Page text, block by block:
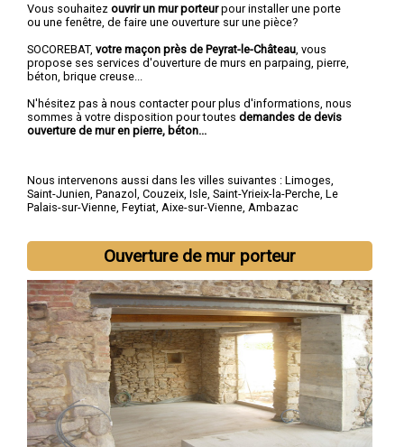
Vous souhaitez ouvrir un mur porteurpour installer une porte
ou une fenêtre, de faire une ouverture sur une pièce?
SOCOREBAT, votre maçon près de Peyrat-le-Château , vous
propose ses services d'ouverture de murs en parpaing, pierre,
béton, brique creuse...
N'hésitez pas à nous contacter pour plus d'informations, nous
sommes à votre disposition pour toutes demandes de devis
ouverture de mur en pierre, béton...
Nous intervenons aussi dans les villes suivantes : Limoges,
Saint-Junien, Panazol , Couzeix, Isle, Saint-Yrieix-la-Perche, Le
Palais-sur-Vienne, Feytiat, Aixe-sur-Vienne, Ambazac
Ouverture de mur porteur